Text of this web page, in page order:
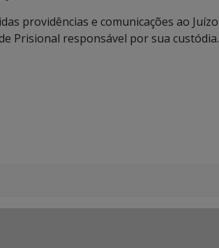
providências e comunicações ao Juízo
Prisional responsável por sua custódia.